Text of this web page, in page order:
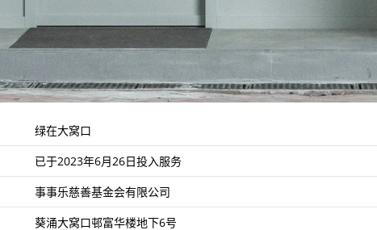
绿在大窝口
已于2023年6月26日投入服务
事事乐慈善基金会有限公司
葵涌大窝口邨富华楼地下6号